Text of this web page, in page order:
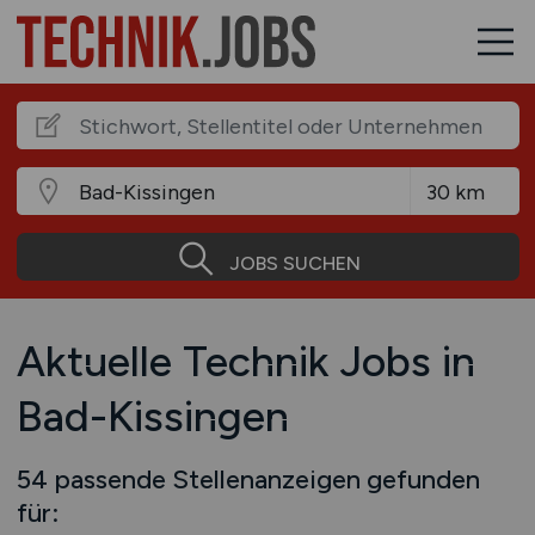
JOBS SUCHEN
Aktuelle Technik Jobs in
Bad-Kissingen
54 passende Stellenanzeigen gefunden
für: